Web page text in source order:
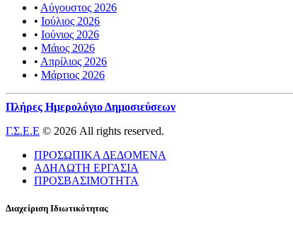
• Αύγουστος 2026
• Ιούλιος 2026
• Ιούνιος 2026
• Μάιος 2026
• Απρίλιος 2026
• Μάρτιος 2026
Πλήρες Ημερολόγιο Δημοσιεύσεων
Γ.Σ.Ε.Ε © 2026 All rights reserved.
ΠΡΟΣΩΠΙΚΑ ΔΕΔΟΜΕΝΑ
ΑΔΗΛΩΤΗ ΕΡΓΑΣΙΑ
ΠΡΟΣΒΑΣΙΜΟΤΗΤΑ
Διαχείριση Ιδιωτικότητας